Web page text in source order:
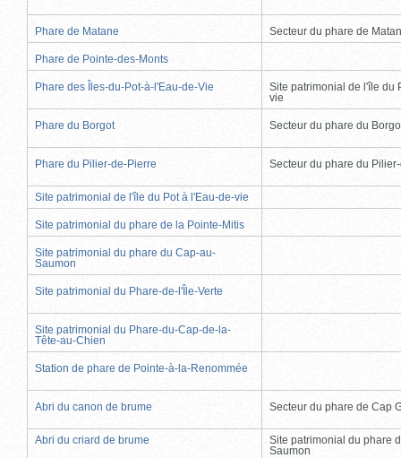
Phare de Matane Secteur du phare de
Phare de Pointe-des-Monts
Phare des Îles-du-Pot-à-l'Eau-de-Vie
Site patrimonial de l'île du
vie
Phare du Borgot Secteur du phare du
Phare du Pilier-de-Pierre Secteur du phare du
Site patrimonial de l'île du Pot à l'Eau-de-vie
Site patrimonial du phare de la Pointe-Mitis
Site patrimonial du phare du Cap-au-
Saumon
Site patrimonial du Phare-de-l'Île-Verte
Site patrimonial du Phare-du-Cap-de-la-
Tête-au-Chien
Station de phare de Pointe-à-la-Renommée
Abri du canon de brume Secteur du phare de Cap
Abri du criard de brume
Site patrimonial du phare
Saumon